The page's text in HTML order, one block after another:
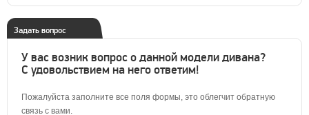
Задать вопрос
У вас возник вопрос о данной модели дивана?
С удовольствием на него ответим!
Пожалуйста заполните все поля формы, это облегчит обратную
связь с вами.